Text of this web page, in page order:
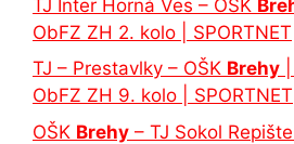
TJ Inter Horná Ves – OŠK
ObFZ ZH 2. kolo | SPORTNET
TJ – Prestavlky – OŠK Brehy
ObFZ ZH 9. kolo | SPORTNET
OŠK Brehy – TJ Sokol